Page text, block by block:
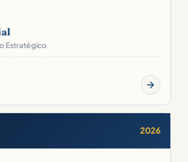
Estratégico
2026